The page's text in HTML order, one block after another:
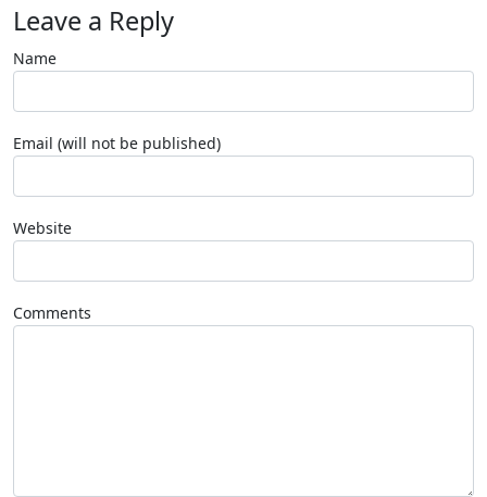
Leave a Reply
Name
Email (will not be published)
Website
Comments